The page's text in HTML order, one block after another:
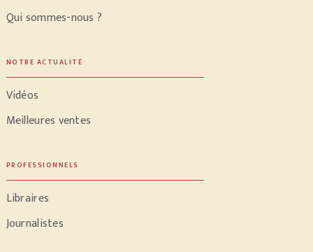
Qui sommes-nous ?
NOTRE ACTUALITÉ
Vidéos
Meilleures ventes
PROFESSIONNELS
Libraires
Journalistes